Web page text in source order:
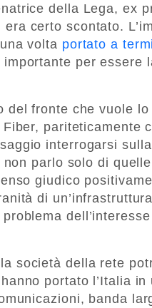
della Lega, ex
certo scontato.
volta portato a
per essere
del fronte che vuole
pariteticamente
interrogarsi
parlo solo di
giudico
di
società della rete
portato l’Italia in
banda